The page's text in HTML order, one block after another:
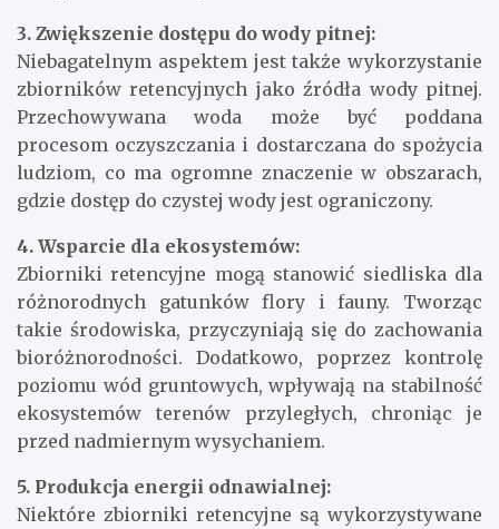
3. Zwiększenie dostępu do wody pitnej:
Niebagatelnym aspektem jest także wykorzystanie
zbiorników retencyjnych jako źródła wody pitnej.
Przechowywana woda może być poddana
procesom oczyszczania i dostarczana do spożycia
ludziom, co ma ogromne znaczenie w obszarach,
gdzie dostęp do czystej wody jest ograniczony.
4. Wsparcie dla ekosystemów:
Zbiorniki retencyjne mogą stanowić siedliska dla
różnorodnych gatunków flory i fauny. Tworząc
takie środowiska, przyczyniają się do zachowania
bioróżnorodności. Dodatkowo, poprzez kontrolę
poziomu wód gruntowych, wpływają na stabilność
ekosystemów terenów przyległych, chroniąc je
przed nadmiernym wysychaniem.
5. Produkcja energii odnawialnej:
Niektóre zbiorniki retencyjne są wykorzystywane